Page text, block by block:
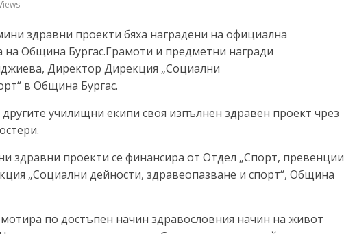
здравни проекти бяха наградени на официална
на Община Бургас.Грамоти и предметни награди
Директор Дирекция „Социални
в Община Бургас.
училищни екипи своя изпълнен здравен проект чрез
здравни проекти се финансира от Отдел „Спорт, превенции
„Социални дейности, здравеопазване и спорт“, Община
по достъпен начин здравословния начин на живот